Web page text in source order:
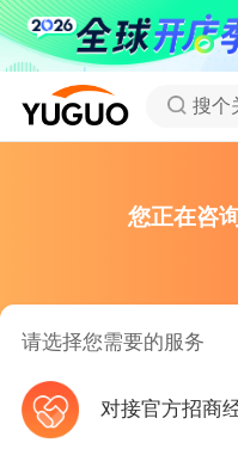
搜个
您正在咨
请选择您需要的服务
对接官方招商